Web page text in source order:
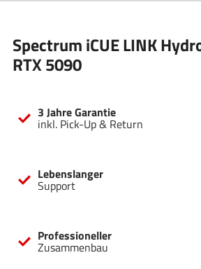
Spectrum iCUE LINK
RTX 5090
3 Jahre Garantie
inkl. Pick-Up & Return
Lebenslanger
Support
Professioneller
Zusammenbau